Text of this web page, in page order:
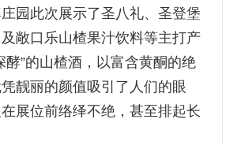
此次展示了圣八礼、圣登堡
敞口乐山楂果汁饮料等主打产
酵”的山楂酒，以富含黄酮的绝
靓丽的颜值吸引了人们的眼
展位前络绎不绝，甚至排起长